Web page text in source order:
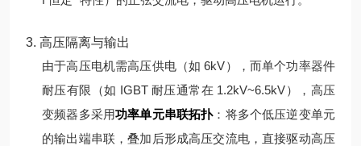
3. 高压隔离与输出
由于高压电机需高压供电（如 6kV），而单个功率器件
耐压有限（如 IGBT 耐压通常在 1.2kV~6.5kV），高压
变频器多采用功率单元串联拓扑：将多个低压逆变单元
的输出端串联，叠加后形成高压交流电，直接驱动高压